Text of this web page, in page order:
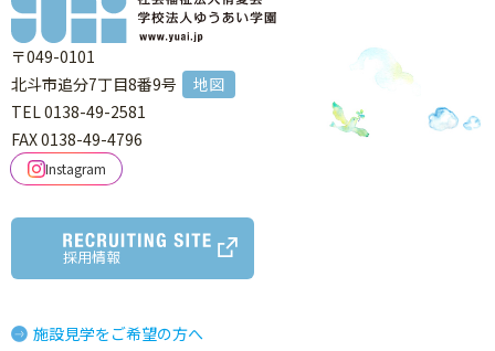
〒049-0101
北斗市追分7丁目8番9号
地図
TEL 0138-49-2581
FAX 0138-49-4796
Instagram
採用情報
施設見学をご希望の方へ